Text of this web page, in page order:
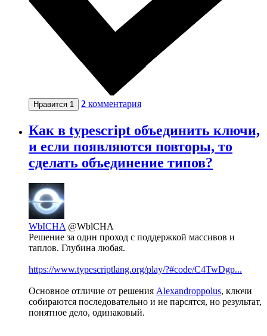
Нравится 1 2 комментария
Как в typescript объединить ключи,
и если появляются повторы, то
сделать объединение типов?
WbICHA @WblCHA
Решение за один проход с поддержкой массивов и
таплов. Глубина любая.
https://www.typescriptlang.org/play/?#code/C4TwDgp...
Основное отличие от решения Alexandroppolus, ключи
собираются последовательно и не парсятся, но результат,
понятное дело, одинаковый.